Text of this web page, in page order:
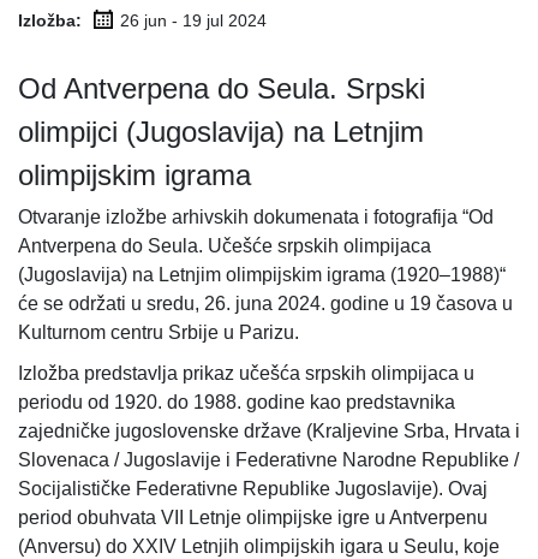
Izložba: 26 jun - 19 jul 2024
Od Antverpena do Seula. Srpski
olimpijci (Jugoslavija) na Letnjim
olimpijskim igrama
Otvaranje izložbe arhivskih dokumenata i fotografija “Od
Antverpena do Seula. Učešće srpskih olimpijaca
(Jugoslavija) na Letnjim olimpijskim igrama (1920–1988)“
će se održati u sredu, 26. juna 2024. godine u 19 časova u
Kulturnom centru Srbije u Parizu.
Izložba predstavlja prikaz učešća srpskih olimpijaca u
periodu od 1920. do 1988. godine kao predstavnika
zajedničke jugoslovenske države (Kraljevine Srba, Hrvata i
Slovenaca / Jugoslavije i Federativne Narodne Republike /
Socijalističke Federativne Republike Jugoslavije). Ovaj
period obuhvata VII Letnje olimpijske igre u Antverpenu
(Anversu) do XXIV Letnjih olimpijskih igara u Seulu, koje